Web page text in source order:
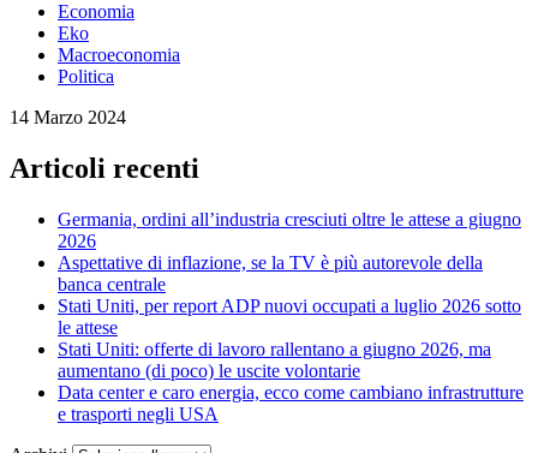
Economia
Eko
Macroeconomia
Politica
14 Marzo 2024
Articoli recenti
Germania, ordini all’industria cresciuti oltre le attese a giugno
2026
Aspettative di inflazione, se la TV è più autorevole della
banca centrale
Stati Uniti, per report ADP nuovi occupati a luglio 2026 sotto
le attese
Stati Uniti: offerte di lavoro rallentano a giugno 2026, ma
aumentano (di poco) le uscite volontarie
Data center e caro energia, ecco come cambiano infrastrutture
e trasporti negli USA